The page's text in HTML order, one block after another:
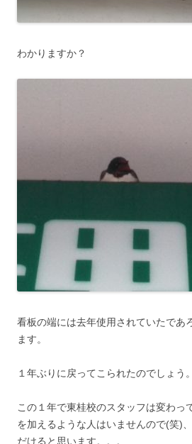
わかりますか？
看板の端には去年使用されていたであ
ます。
１年ぶりに戻ってこられたのでしょう。
この１年で東桂校のスタッフは変わっ
を加えるような人はいませんので(笑)
だけると思います。。。